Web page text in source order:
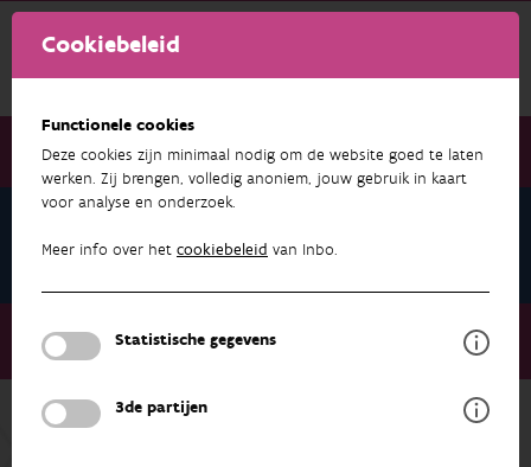
Cookiebeleid
Functionele cookies
Deze cookies zijn minimaal nodig om de website goed te laten
werken. Zij brengen, volledig anoniem, jouw gebruik in kaart
voor analyse en onderzoek.
Meer info over het cookiebeleid van Inbo.
Statistische gegevens
3de partijen
Bodem & lucht
Nieuws en informatie